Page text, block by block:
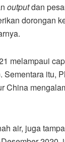
outputdan
dorongan
melampaui
itu,
China
air, juga